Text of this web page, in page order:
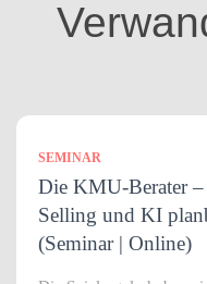
SEMINAR
Die KMU-Berater
Selling und KI
(Seminar | Online)